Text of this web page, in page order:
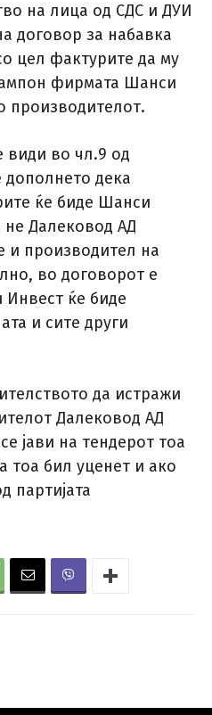
на лица од СДС и ДУИ
договор за набавка
цел фактурите да му
фирмата Шанси
производителот.
види во чл.9 од
дека
ќе биде Шанси
не Далековод АД
и производител на
во договорот е
ќе биде
и сите други
да истражи
Далековод АД
јави на тендерот тоа
тоа бил уценет и ако
партијата